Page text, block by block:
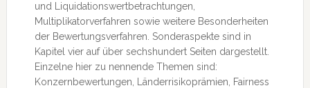
und Liquidationswertbetrachtungen,
Multiplikatorverfahren sowie weitere Besonderheiten
der Bewertungsverfahren. Sonderaspekte sind in
Kapitel vier auf über sechshundert Seiten dargestellt.
Einzelne hier zu nennende Themen sind:
Konzernbewertungen, Länderrisikoprämien, Fairness